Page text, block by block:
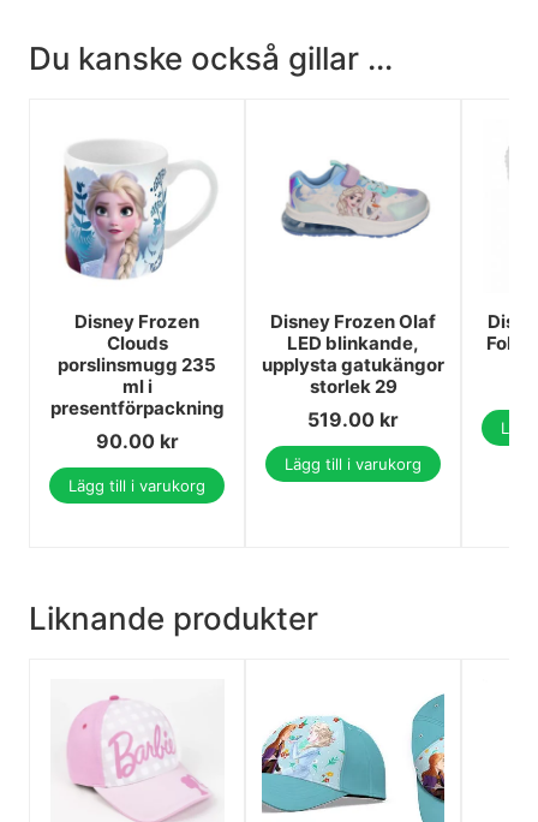
Du kanske också gillar ...
Disney Frozen
Clouds
porslinsmugg 235
ml i
presentförpackning
90.00 kr
Lägg till i varukorg
Disney Frozen Olaf
LED blinkande,
upplysta gatukängor
storlek 29
519.00 kr
Lägg till i varukorg
Liknande produkter